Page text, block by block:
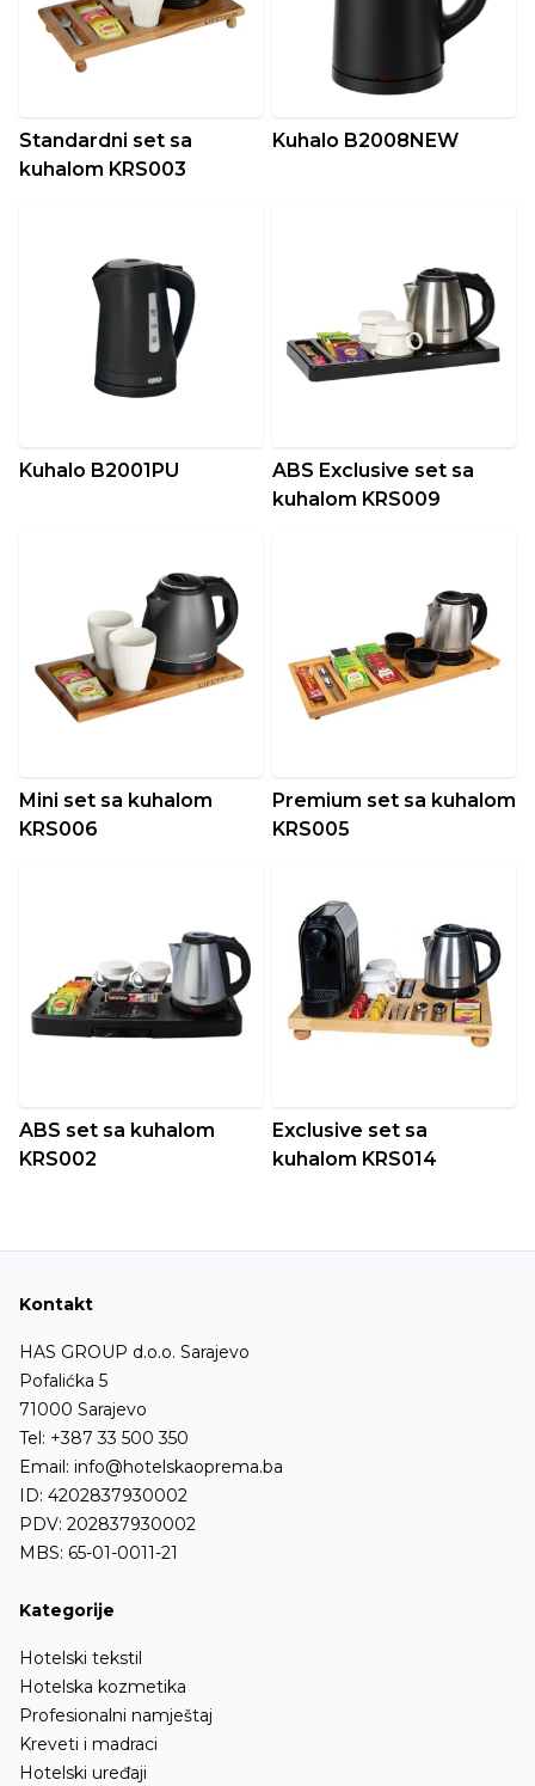
Standardni set sa
kuhalom KRS003
Kuhalo B2008NEW
Kuhalo B2001PU
ABS Exclusive set sa
kuhalom KRS009
Mini set sa kuhalom
KRS006
Premium set sa kuhalom
KRS005
ABS set sa kuhalom
KRS002
Exclusive set sa
kuhalom KRS014
Kontakt
HAS GROUP d.o.o. Sarajevo
Pofalićka 5
71000 Sarajevo
Tel: +387 33 500 350
Email: info@hotelskaoprema.ba
ID: 4202837930002
PDV: 202837930002
MBS: 65-01-0011-21
Kategorije
Hotelski tekstil
Hotelska kozmetika
Profesionalni namještaj
Kreveti i madraci
Hotelski uređaji